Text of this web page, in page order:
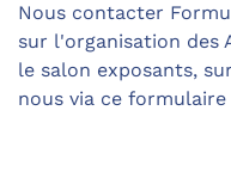
Nous contacter
sur l'organisation des
le salon exposants,
nous via ce formulaire